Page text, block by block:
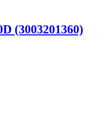
(3003201360)